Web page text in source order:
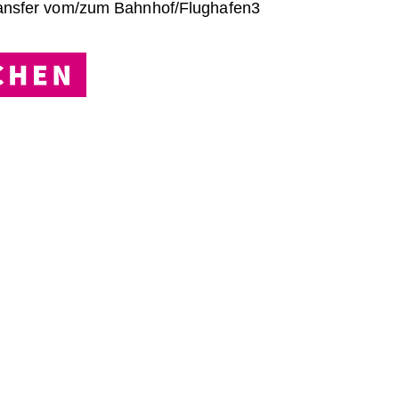
vom/zum Bahnhof/Flughafen3